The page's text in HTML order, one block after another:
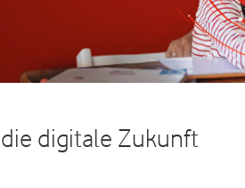
digitale Zukunft